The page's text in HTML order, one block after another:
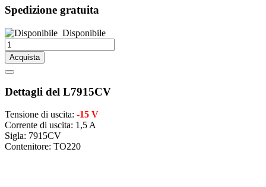
Spedizione gratuita
Disponibile
Acquista
Dettagli del L7915CV
Tensione di uscita: -15 V
Corrente di uscita: 1,5 A
Sigla: 7915CV
Contenitore: TO220